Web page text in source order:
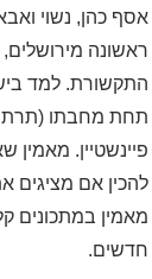
ראשונה
התקשורת. למד
תחת מחבתו
פיינשטיין. מאמין
להכין אם מציגים
מאמין במתכונים
חדשים.